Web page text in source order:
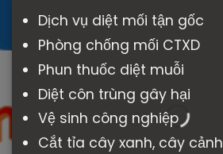
Dịch vụ diệt mối tận gốc
Phòng chống mối CTXD
Phun thuốc diệt muỗi
Diệt côn trùng gây hại
Vệ sinh công nghiệp
Cắt tỉa cây xanh, cây cảnh